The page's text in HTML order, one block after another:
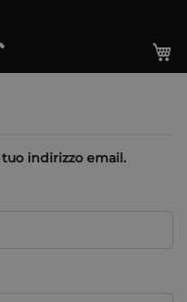
indirizzo email.